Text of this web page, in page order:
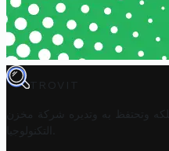
TROVIT
وتحتفظ به وتديره
شركة مخزن
التكنولوجيا